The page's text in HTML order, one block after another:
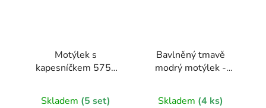
Motýlek s
kapesníčkem 575-
Skladem (5 set)
Bavlněný tmavě
modrý motýlek -
Skladem (4 ks)